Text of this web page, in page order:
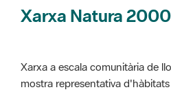
Xarxa Natura 2000
Xarxa a escala comunitària de
mostra representativa